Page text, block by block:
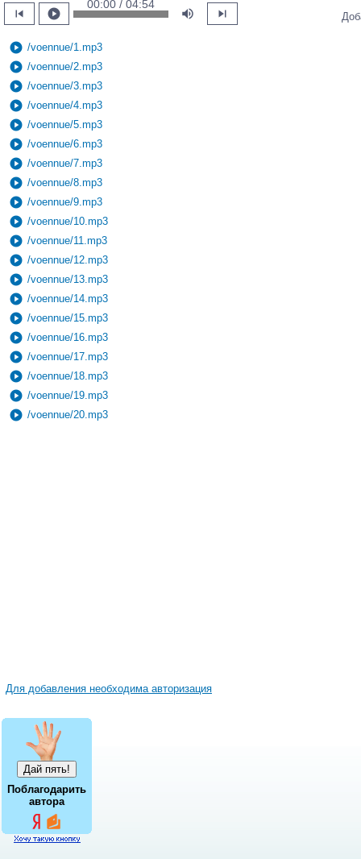
skip_previous play_circle
00:00 / 04:54
volume_up skip_next
play_circle /voennue/1.mp3
play_circle /voennue/2.mp3
play_circle /voennue/3.mp3
play_circle /voennue/4.mp3
play_circle /voennue/5.mp3
play_circle /voennue/6.mp3
play_circle /voennue/7.mp3
play_circle /voennue/8.mp3
play_circle /voennue/9.mp3
play_circle /voennue/10.mp3
play_circle /voennue/11.mp3
play_circle /voennue/12.mp3
play_circle /voennue/13.mp3
play_circle /voennue/14.mp3
play_circle /voennue/15.mp3
play_circle /voennue/16.mp3
play_circle /voennue/17.mp3
play_circle /voennue/18.mp3
play_circle /voennue/19.mp3
play_circle /voennue/20.mp3
Для добавления необходима авторизация
Поблагодарить
автора